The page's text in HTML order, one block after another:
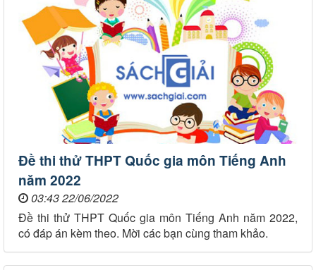
Đề thi thử THPT Quốc gia môn Tiếng Anh
năm 2022
03:43 22/06/2022
Đề thi thử THPT Quốc gia môn Tiếng Anh năm 2022,
có đáp án kèm theo. Mời các bạn cùng tham khảo.